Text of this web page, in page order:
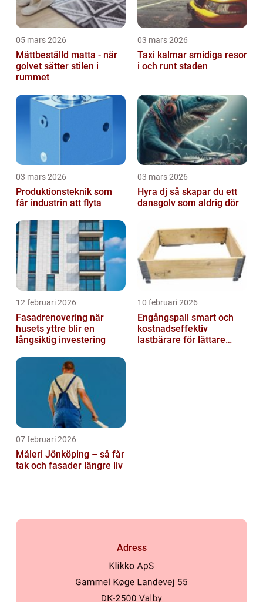
05 mars 2026
Måttbeställd matta - när
golvet sätter stilen i
rummet
03 mars 2026
Taxi kalmar smidiga resor
i och runt staden
03 mars 2026
Produktionsteknik som
får industrin att flyta
03 mars 2026
Hyra dj så skapar du ett
dansgolv som aldrig dör
12 februari 2026
Fasadrenovering när
husets yttre blir en
långsiktig investering
10 februari 2026
Engångspall smart och
kostnadseffektiv
lastbärare för lättare
07 februari 2026
Måleri Jönköping – så får
tak och fasader längre liv
Adress